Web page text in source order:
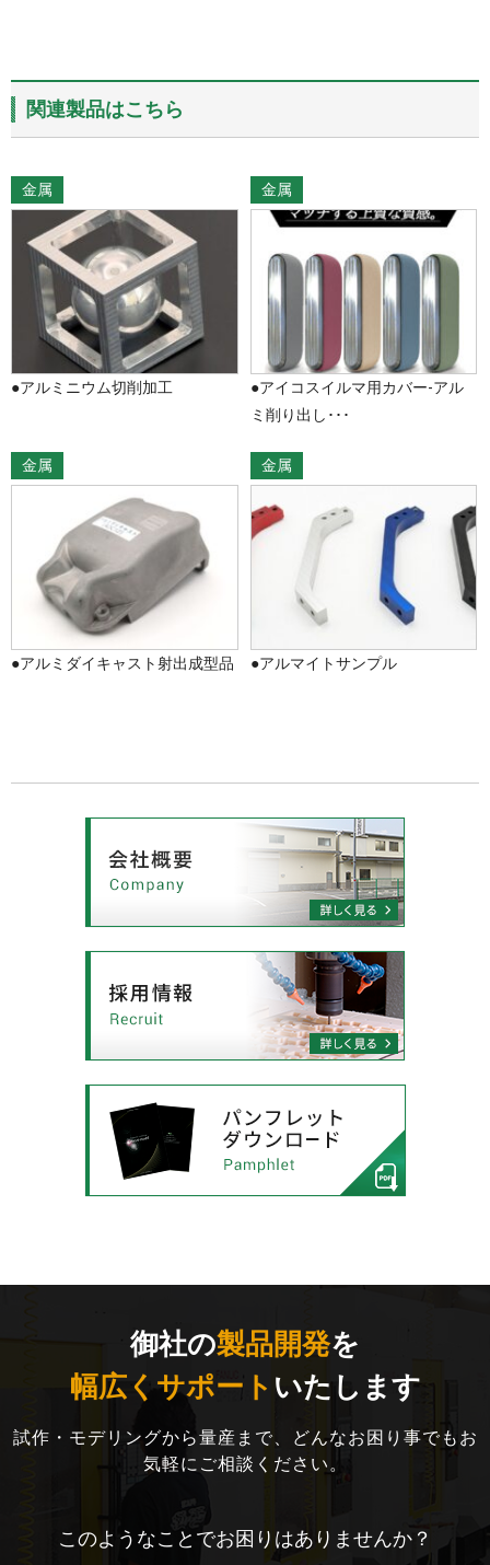
関連製品はこちら
金属
●アルミニウム切削加工
金属
●アイコスイルマ用カバー-アル
ミ削り出し･･･
金属
●アルミダイキャスト射出成型品
金属
●アルマイトサンプル
御社の製品開発を
幅広くサポート いたします
試作・モデリングから量産まで、どんなお困り事でもお
気軽にご相談ください。
このようなことでお困りはありませんか？